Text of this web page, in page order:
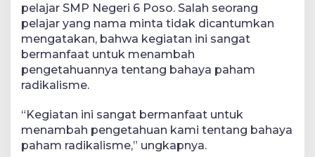
pelajar SMP Negeri 6 Poso. Salah seorang
pelajar yang nama minta tidak dicantumkan
mengatakan, bahwa kegiatan ini sangat
bermanfaat untuk menambah
pengetahuannya tentang bahaya paham
radikalisme.
“Kegiatan ini sangat bermanfaat untuk
menambah pengetahuan kami tentang bahaya
paham radikalisme,” ungkapnya.